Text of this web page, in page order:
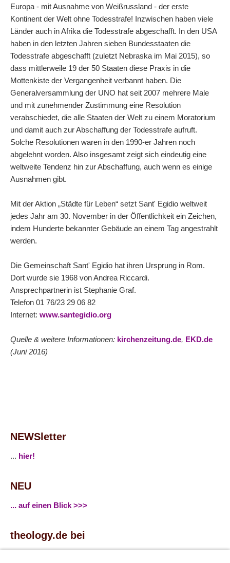
Europa - mit Ausnahme von Weißrussland - der erste
Kontinent der Welt ohne Todesstrafe! Inzwischen haben viele
Länder auch in Afrika die Todesstrafe abgeschafft. In den USA
haben in den letzten Jahren sieben Bundesstaaten die
Todesstrafe abgeschafft (zuletzt Nebraska im Mai 2015), so
dass mittlerweile 19 der 50 Staaten diese Praxis in die
Mottenkiste der Vergangenheit verbannt haben. Die
Generalversammlung der UNO hat seit 2007 mehrere Male
und mit zunehmender Zustimmung eine Resolution
verabschiedet, die alle Staaten der Welt zu einem Moratorium
und damit auch zur Abschaffung der Todesstrafe aufruft.
Solche Resolutionen waren in den 1990-er Jahren noch
abgelehnt worden. Also insgesamt zeigt sich eindeutig eine
weltweite Tendenz hin zur Abschaffung, auch wenn es einige
Ausnahmen gibt.
Mit der Aktion „Städte für Leben“ setzt Sant' Egidio weltweit
jedes Jahr am 30. November in der Öffentlichkeit ein Zeichen,
indem Hunderte bekannter Gebäude an einem Tag angestrahlt
werden.
Die Gemeinschaft Sant' Egidio hat ihren Ursprung in Rom.
Dort wurde sie 1968 von Andrea Riccardi.
Ansprechpartnerin ist Stephanie Graf.
Telefon 01 76/23 29 06 82
Internet: www.santegidio.org
Quelle & weitere Informationen: kirchenzeitung.de, EKD.de
(Juni 2016)
NEWSletter
... hier!
NEU
... auf einen Blick >>>
theology.de bei